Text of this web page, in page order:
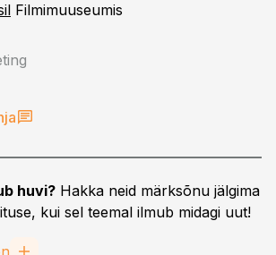
Filmimuuseumis
huvi? Hakka neid märksõnu jälgima
kui sel teemal ilmub midagi uut!